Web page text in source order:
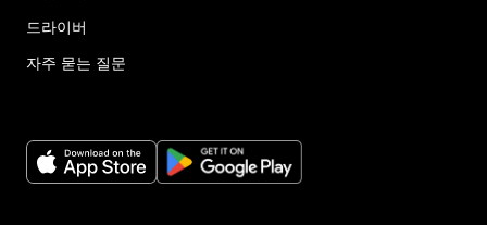
드라이버
자주 묻는 질문